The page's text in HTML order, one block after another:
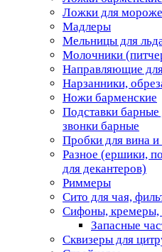
Ложки для
Мадлеры
Мельницы для
Молочники
Направляющие
Нарзанники,
Ножи барменские
Подставки
звонки барные
Пробки для вина
Разное (ершики,
для декантеров)
Риммеры
Сито для чая,
Сифоны, кремеры,
Запасные
Сквизеры для